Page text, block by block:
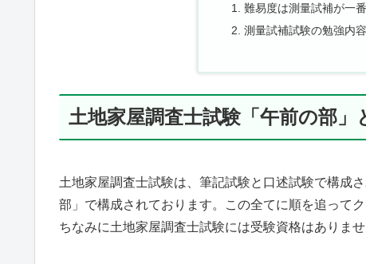
難易度は測量試補が一
測量試補試験の勉強内
土地家屋調査士試験「午前の部」
土地家屋調査士試験は、筆記試験と口述試験で構成
部」で構成されております。この全てに順を追って
ちなみに土地家屋調査士試験には受験資格はありま